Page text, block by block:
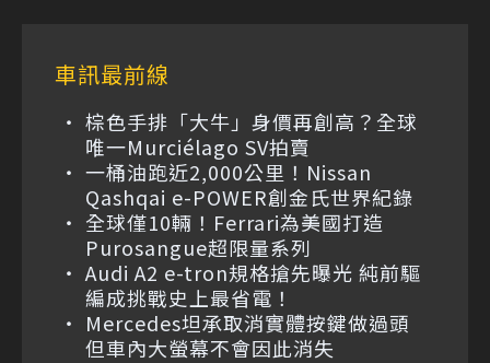
車訊最前線
棕色手排「大牛」身價再創高？全球
唯一Murciélago SV拍賣
一桶油跑近2,000公里！Nissan
Qashqai e-POWER創金氏世界紀錄
全球僅10輛！Ferrari為美國打造
Purosangue超限量系列
Audi A2 e-tron規格搶先曝光 純前驅
編成挑戰史上最省電！
Mercedes坦承取消實體按鍵做過頭
但車內大螢幕不會因此消失